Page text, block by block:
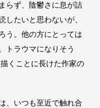
らず、陰鬱さに息が詰
したいと思わないが、
う。他の方にとっては
トラウマになりそう
くことに長けた作家の
、いつも至近で触れ合